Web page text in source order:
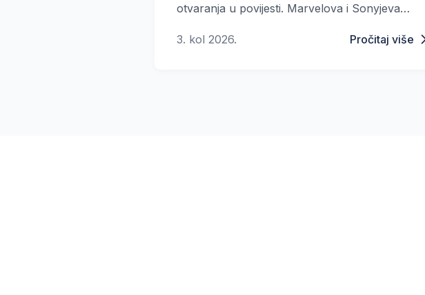
otvaranja u povijesti. Marvelova i Sonyjeva
zaradila je čak 927 milijuna dolara diljem svijeta,
3. kol 2026. Pročitaj više